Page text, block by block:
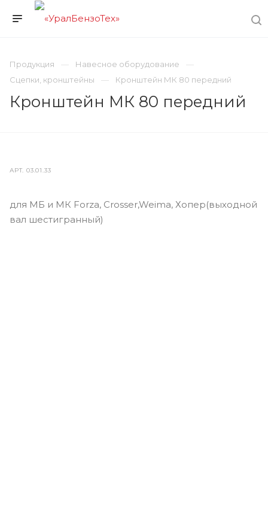
Продукция
Навесное оборудование
Сцепки, кронштейны
Кронштейн МК 80 передний
Кронштейн МК 80 передний
АРТ.03.01.33
для МБ и МК Forza, Crosser,Weima, Хопер(выходной
вал шестигранный)